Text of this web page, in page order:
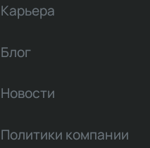
Карьера
Блог
Новости
Политики компании